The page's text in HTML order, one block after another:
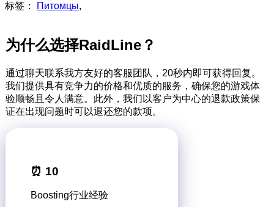
标签： Питомцы,
为什么选择RaidLine？
通过聊天联系我方友好的客服团队，20秒内即可获得回复。
我们提供具有竞争力的价格和优质的服务，确保您的游戏体
验顺畅且令人满意。此外，我们以客户为中心的退款政策保
证在出现问题时可以退还您的款项。
⏰ 10
Boosting行业经验